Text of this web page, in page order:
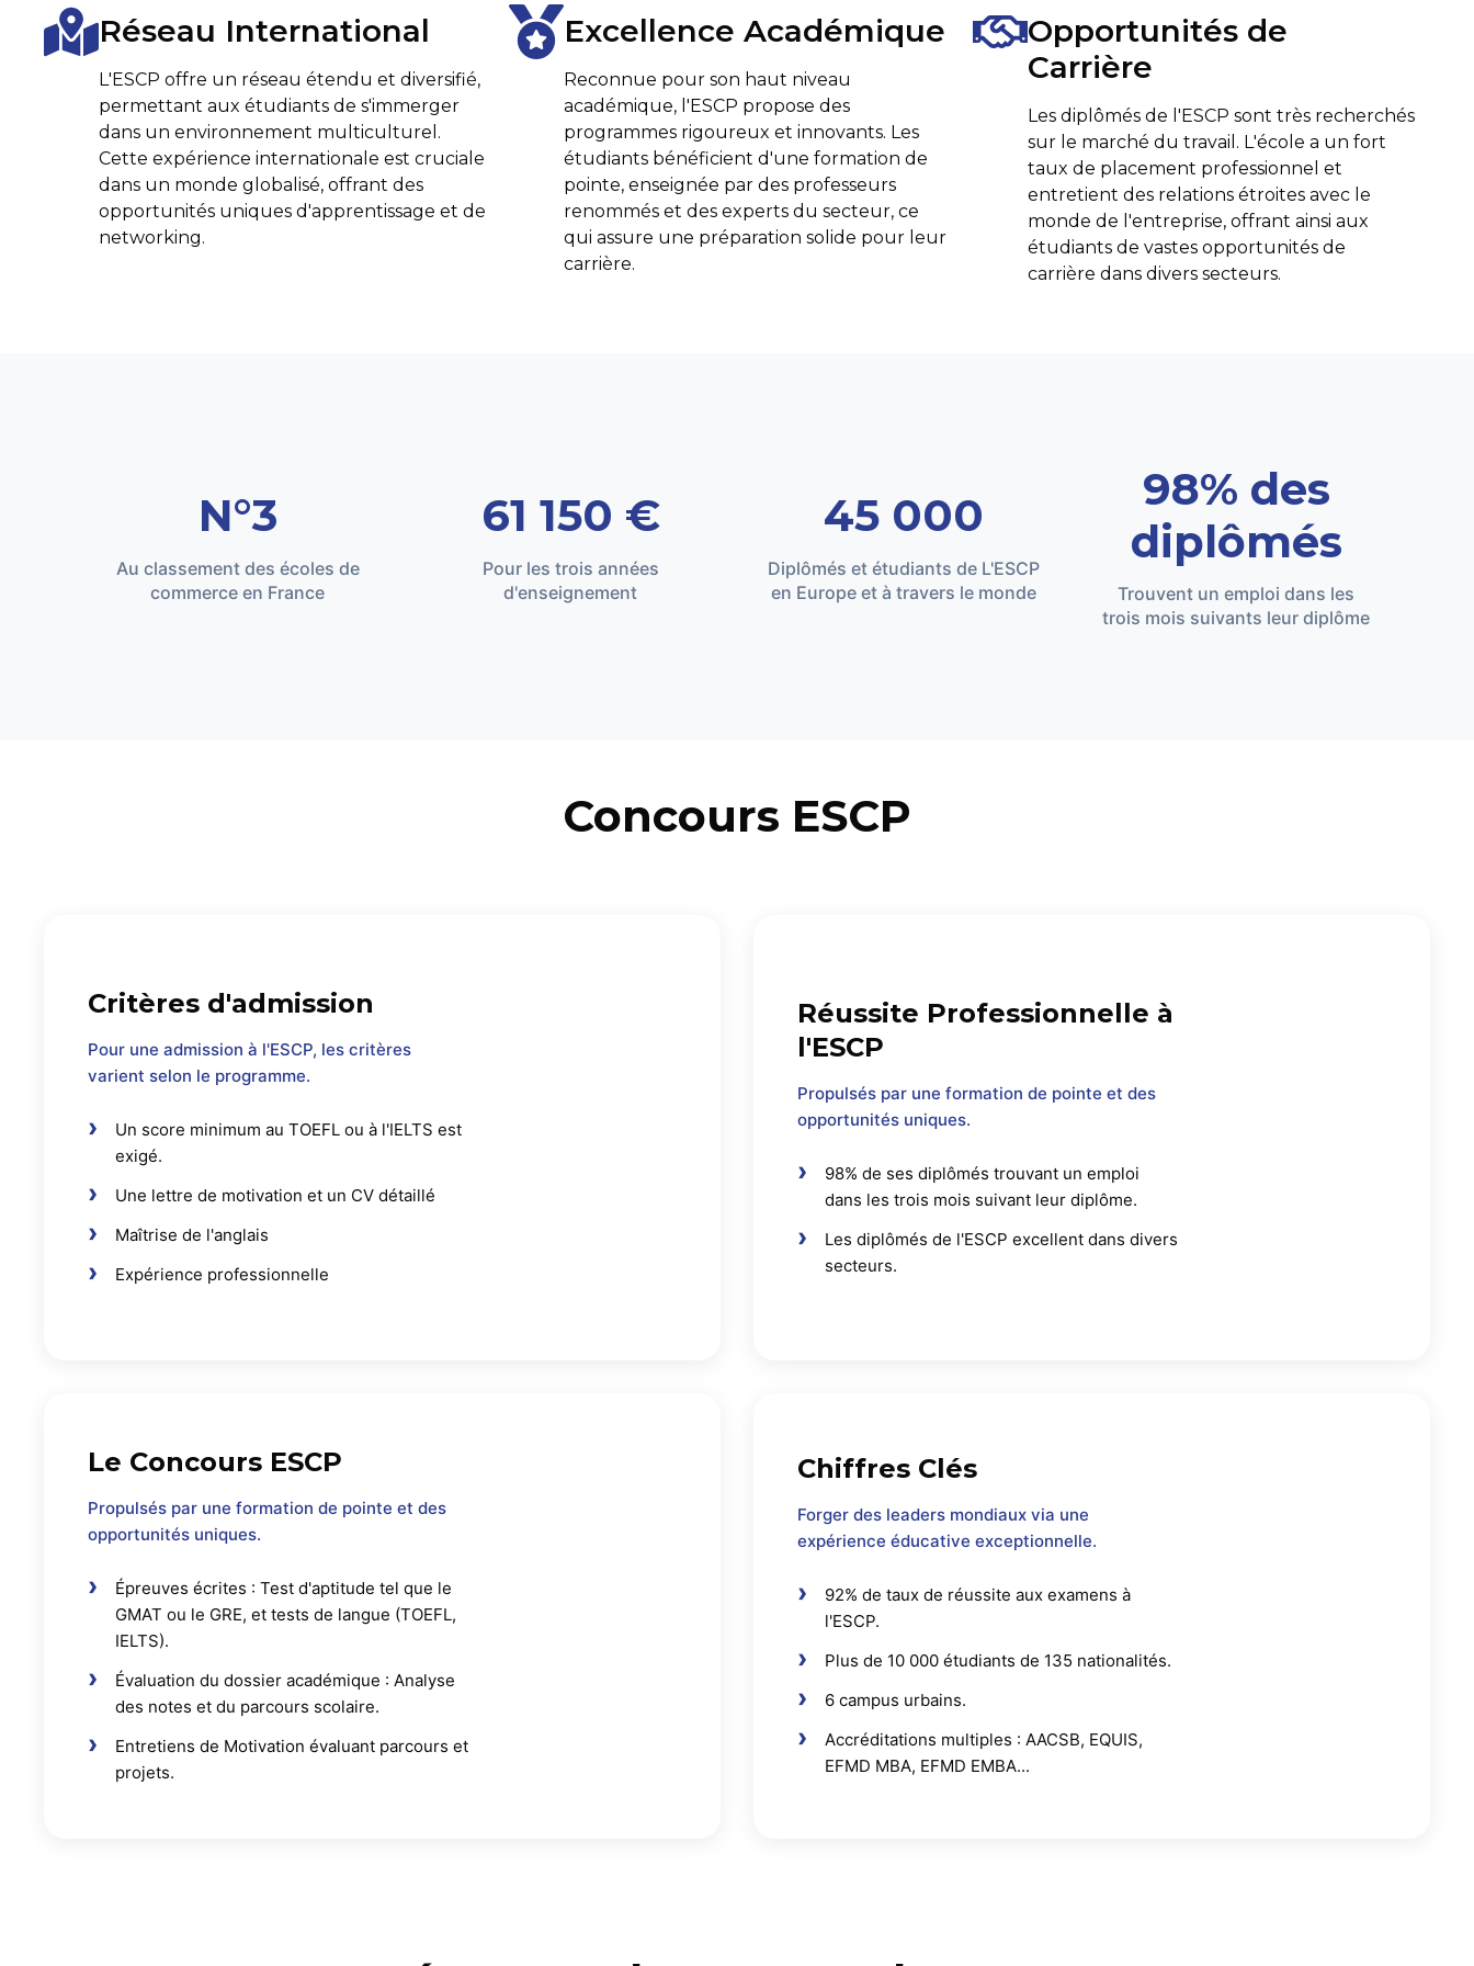
Réseau International
L'ESCP offre un réseau étendu et diversifié,
permettant aux étudiants de s'immerger
dans un environnement multiculturel.
Cette expérience internationale est cruciale
dans un monde globalisé, offrant des
opportunités uniques d'apprentissage et de
networking.
Excellence Académique
Reconnue pour son haut niveau
académique, l'ESCP propose des
programmes rigoureux et innovants. Les
étudiants bénéficient d'une formation de
pointe, enseignée par des professeurs
renommés et des experts du secteur, ce
qui assure une préparation solide pour leur
carrière.
Opportunités de
Carrière
Les diplômés de l'ESCP sont très recherchés
sur le marché du travail. L'école a un fort
taux de placement professionnel et
entretient des relations étroites avec le
monde de l'entreprise, offrant ainsi aux
étudiants de vastes opportunités de
carrière dans divers secteurs.
N°3
Au classement des écoles de
commerce en France
61 150 €
Pour les trois années
d'enseignement
45 000
Diplômés et étudiants de L'ESCP
en Europe et à travers le monde
98% des
diplômés
Trouvent un emploi dans les
trois mois suivants leur diplôme
Concours ESCP
Critères d'admission
Pour une admission à l'ESCP, les critères
varient selon le programme.
Un score minimum au TOEFL ou à l'IELTS est
exigé.
Une lettre de motivation et un CV détaillé
Maîtrise de l'anglais
Expérience professionnelle
Réussite Professionnelle à
l'ESCP
Propulsés par une formation de pointe et des
opportunités uniques.
98% de ses diplômés trouvant un emploi
dans les trois mois suivant leur diplôme.
Les diplômés de l'ESCP excellent dans divers
secteurs.
Le Concours ESCP
Propulsés par une formation de pointe et des
opportunités uniques.
Épreuves écrites : Test d'aptitude tel que le
GMAT ou le GRE, et tests de langue (TOEFL,
IELTS).
Évaluation du dossier académique : Analyse
des notes et du parcours scolaire.
Entretiens de Motivation évaluant parcours et
projets.
Chiffres Clés
Forger des leaders mondiaux via une
expérience éducative exceptionnelle.
92% de taux de réussite aux examens à
l'ESCP.
Plus de 10 000 étudiants de 135 nationalités.
6 campus urbains.
Accréditations multiples : AACSB, EQUIS,
EFMD MBA, EFMD EMBA...